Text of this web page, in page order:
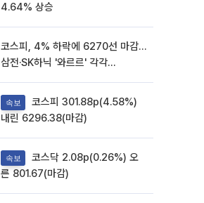
4.64% 상승
코스피, 4% 하락에 6270선 마감…
삼전·SK하닉 '와르르' 각각
속보
내린 6296.38(마감)
속보
른 801.67(마감)